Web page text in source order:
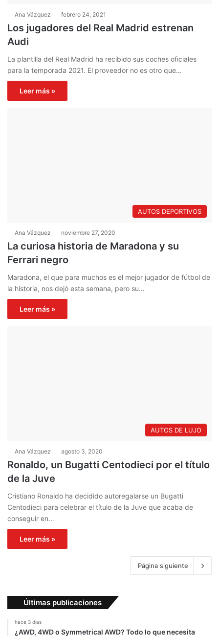
Ana Vázquez febrero 24, 2021
Los jugadores del Real Madrid estrenan
Audi
La plantilla del Real Madrid ha recibido sus coches oficiales
para la temporada 2021. El proveedor no es otro que…
Leer más »
AUTOS DEPORTIVOS
Ana Vázquez noviembre 27, 2020
La curiosa historia de Maradona y su
Ferrari negro
Maradona, el que para muchos es el mejor jugador de fútbol de
la historia, nos dejó esta semana, pero su…
Leer más »
AUTOS DE LUJO
Ana Vázquez agosto 3, 2020
Ronaldo, un Bugatti Centodieci por el título
de la Juve
Cristiano Ronaldo ha decidido autoregalarse un Bugatti
Centodieci para celebrar el título de la Juve que acaba de
conseguir en…
Leer más »
Página siguiente
Últimas publicaciones
hace 3 días
¿AWD, 4WD o Symmetrical AWD? Todo lo que necesita